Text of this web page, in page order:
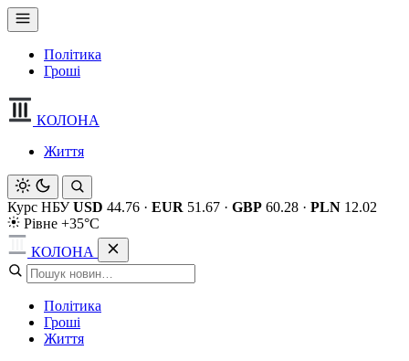
Політика
Гроші
КОЛОНА
Життя
Курс НБУ USD 44.76 · EUR 51.67 · GBP 60.28 · PLN 12.02
Рівне +35°C
КОЛОНА
Політика
Гроші
Життя